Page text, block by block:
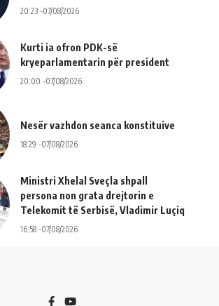
20:23 -07/08/2026
Kurti ia ofron PDK-së
kryeparlamentarin për president
20:00 -07/08/2026
Nesër vazhdon seanca konstituive
18:29 -07/08/2026
Ministri Xhelal Sveçla shpall
persona non grata drejtorin e
Telekomit të Serbisë, Vladimir Luçiq
16:58 -07/08/2026